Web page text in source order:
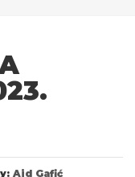
Aid Gafić